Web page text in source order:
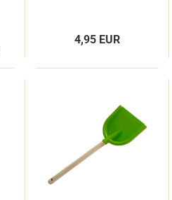
4,95 EUR